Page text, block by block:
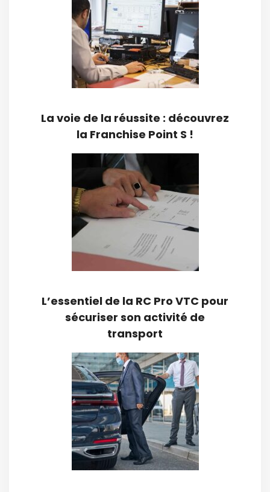
La voie de la réussite : découvrez
la Franchise Point S !
L’essentiel de la RC Pro VTC pour
sécuriser son activité de
transport